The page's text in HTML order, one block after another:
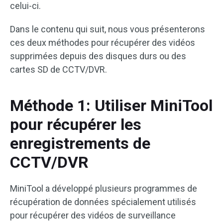
celui-ci.
Dans le contenu qui suit, nous vous présenterons
ces deux méthodes pour récupérer des vidéos
supprimées depuis des disques durs ou des
cartes SD de CCTV/DVR.
Méthode 1: Utiliser MiniTool
pour récupérer les
enregistrements de
CCTV/DVR
MiniTool a développé plusieurs programmes de
récupération de données spécialement utilisés
pour récupérer des vidéos de surveillance